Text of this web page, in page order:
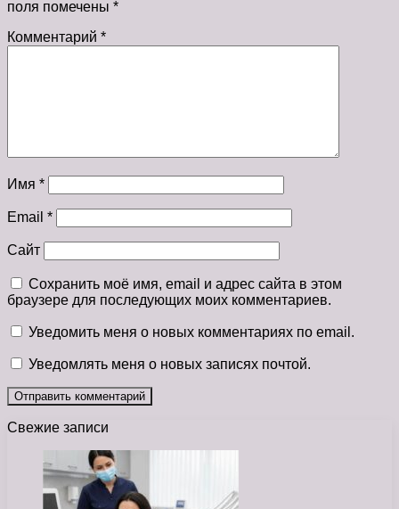
поля помечены *
Комментарий *
Имя *
Email *
Сайт
Сохранить моё имя, email и адрес сайта в этом
браузере для последующих моих комментариев.
Уведомить меня о новых комментариях по email.
Уведомлять меня о новых записях почтой.
Свежие записи